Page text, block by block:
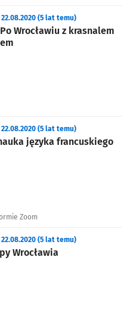
Wrocławiu z krasnalem
(5 lat temu)
języka francuskiego
(5 lat temu)
Zoom
Wrocławia
(5 lat temu)